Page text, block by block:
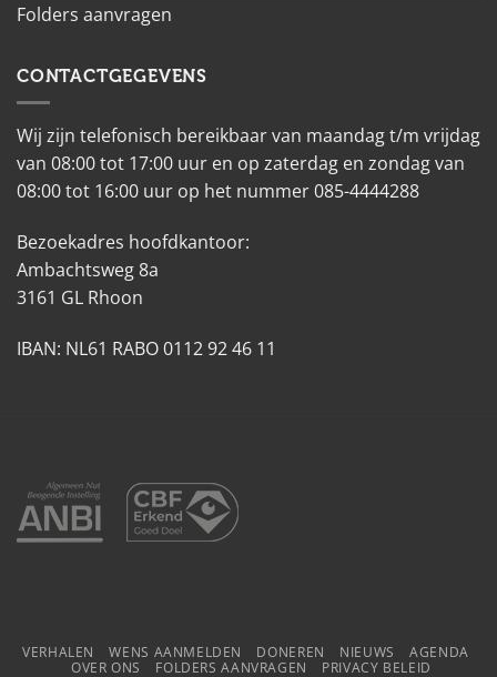
Folders aanvragen
CONTACTGEGEVENS
Wij zijn telefonisch bereikbaar van maandag t/m vrijdag
van 08:00 tot 17:00 uur en op zaterdag en zondag van
08:00 tot 16:00 uur op het nummer 085-4444288
Bezoekadres hoofdkantoor:
Ambachtsweg 8a
3161 GL Rhoon
IBAN: NL61 RABO 0112 92 46 11
VERHALEN WENS AANMELDEN DONEREN NIEUWS
AGENDA
OVER ONS
FOLDERS AANVRAGEN PRIVACY BELEID